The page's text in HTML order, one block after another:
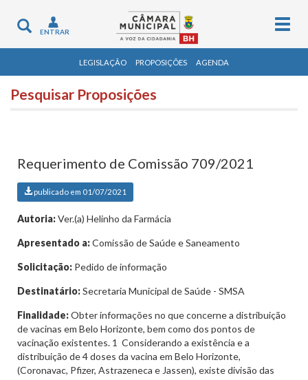
Toggle
navigation
ENTRAR
LEGISLAÇÃO PROPOSIÇÕES AGENDA
Pesquisar Proposições
Requerimento de Comissão 709/2021
publicado em 01/07/2021
Autoria:Ver.(a) Helinho da Farmácia
Apresentado a:Comissão de Saúde e Saneamento
Solicitação: Pedido de informação
Destinatário:Secretaria Municipal de Saúde - SMSA
Finalidade:Obter informações no que concerne a distribuição
de vacinas em Belo Horizonte, bem como dos pontos de
vacinação existentes. 1  Considerando a existência e a
distribuição de 4 doses da vacina em Belo Horizonte,
(Coronavac, Pfizer, Astrazeneca e Jassen), existe divisão das